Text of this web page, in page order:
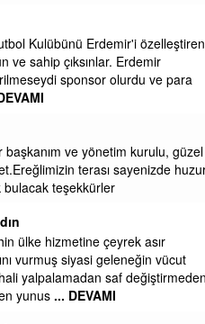
Şaban yavuz
Mekanı cennet olsun kederli
Sabri Celil ihsan eylesin
H BakiYüksel
Hak hukuk adalet işte CHP Kemal
babaocağı
Yeni parti için ereğli ilçe
eder dururken asıl merakımız halk
kahramanlarımız ereğli aşkı ile
eeeğ... DEVAMI